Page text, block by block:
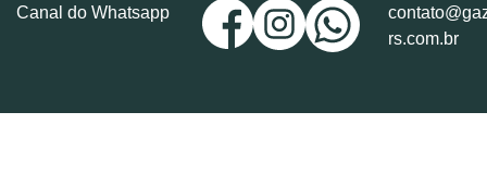
Canal do Whatsapp
rs.com.br